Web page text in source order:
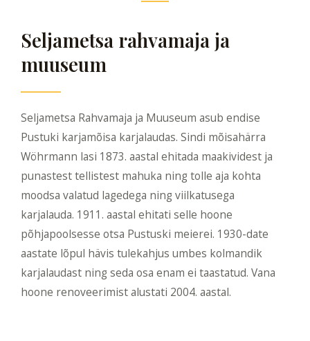
Seljametsa rahvamaja ja
muuseum
Seljametsa Rahvamaja ja Muuseum asub endise
Pustuki karjamõisa karjalaudas. Sindi mõisahärra
Wöhrmann lasi 1873. aastal ehitada maakividest ja
punastest tellistest mahuka ning tolle aja kohta
moodsa valatud lagedega ning viilkatusega
karjalauda. 1911. aastal ehitati selle hoone
põhjapoolsesse otsa Pustuski meierei. 1930-date
aastate lõpul hävis tulekahjus umbes kolmandik
karjalaudast ning seda osa enam ei taastatud. Vana
hoone renoveerimist alustati 2004. aastal.